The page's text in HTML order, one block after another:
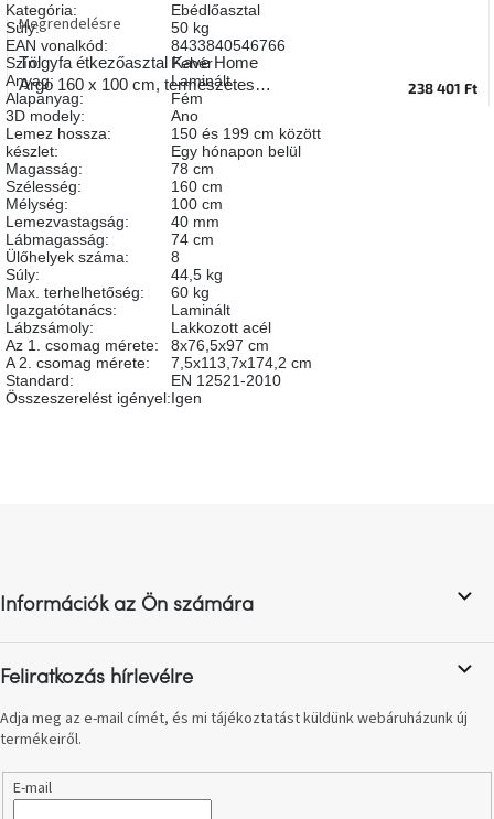
Anyák
napja
Egy
étkező,
amely
szórakoztat!
A
8.
születésnap
megünneplése
A
kedvenceid
A
nyári
hullámon
Tölgyfa étkezőasztal Kave Home
Argo 160 x 100 cm, természetes
fém talppal
Megrendelésre
238 401 Ft
Kategória:
Ebédlőasztal
Súly:
50 kg
EAN vonalkód:
8433840546766
Szín:
Fehér
Anyag:
Laminált
Alapanyag:
Fém
3D modely:
Ano
Lemez hossza:
150 és 199 cm között
készlet:
Egy hónapon belül
Magasság:
78 cm
Szélesség:
160 cm
Mélység:
100 cm
Lemezvastagság:
40 mm
Lábmagasság:
74 cm
Ülőhelyek száma:
8
Súly:
44,5 kg
Max. terhelhetőség:
60 kg
Igazgatótanács:
Laminált
Lábzsámoly:
Lakkozott acél
Az 1. csomag mérete:
8x76,5x97 cm
A 2. csomag mérete:
7,5x113,7x174,2 cm
Standard:
EN 12521-2010
Összeszerelést igényel:Igen
é
c
Információk az Ön számára
Feliratkozás hírlevélre
Adja meg az e-mail címét, és mi tájékoztatást küldünk webáruházunk új
termékeiről.
E-mail